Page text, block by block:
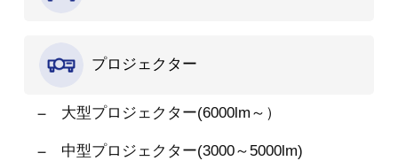
プロジェクター
大型プロジェクター(6000lm～）
中型プロジェクター(3000～5000lm)